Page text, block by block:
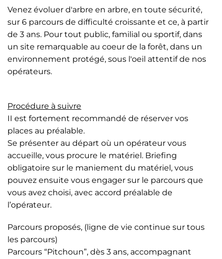
Venez évoluer d'arbre en arbre, en toute sécurité,
sur 6 parcours de difficulté croissante et ce, à partir
de 3 ans. Pour tout public, familial ou sportif, dans
un site remarquable au coeur de la forêt, dans un
environnement protégé, sous l'oeil attentif de nos
opérateurs.
Procédure à suivre
II est fortement recommandé de réserver vos
places au préalable.
Se présenter au départ où un opérateur vous
accueille, vous procure le matériel. Briefing
obligatoire sur le maniement du matériel, vous
pouvez ensuite vous engager sur le parcours que
vous avez choisi, avec accord préalable de
l’opérateur.
Parcours proposés, (ligne de vie continue sur tous
les parcours)
Parcours “Pitchoun”, dès 3 ans, accompagnant